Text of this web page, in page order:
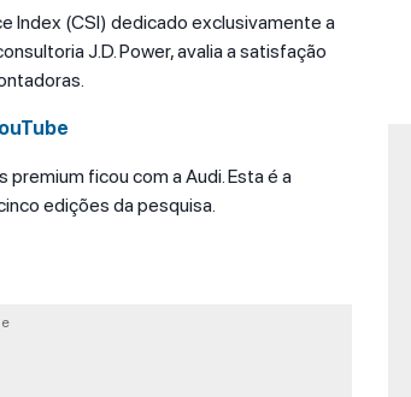
Index (CSI) dedicado exclusivamente a
J.D. Power, avalia a satisfação
ficou com a Audi. Esta é a
edições da pesquisa.